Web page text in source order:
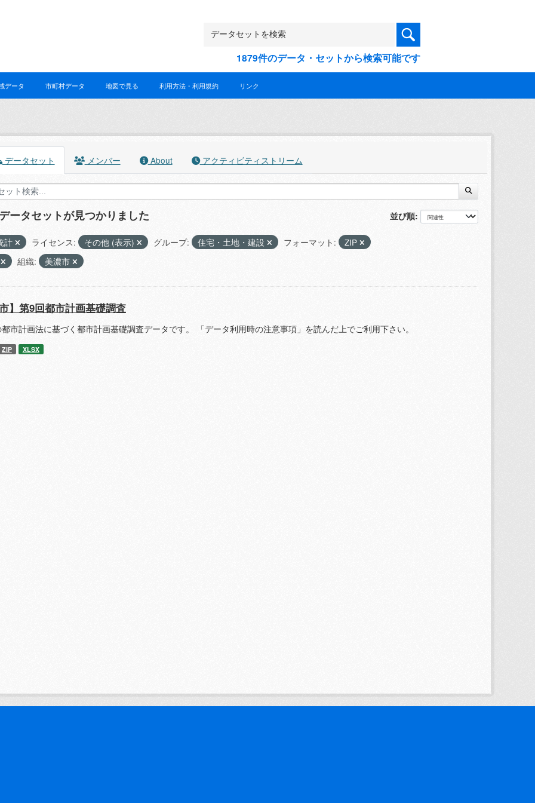
1879件のデータ・セットから検索可能です
データ 市町村データ 地図で見る 利用方法・利用規約 リンク
データセット メンバー About アクティビティストリーム
並び順
ータセットが見つかりました
計 ライセンス: その他 (表示) グループ: 住宅・土地・建設 フォーマット:
ZIP
組織: 美濃市
市】第9回都市計画基礎調査
市計画法に基づく都市計画基礎調査データです。 「データ利用時の注意事項」を読んだ上でご利用下さい。
ZIP XLSX